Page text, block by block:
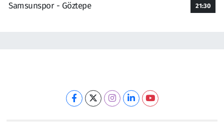
Samsunspor - Göztepe
21:30